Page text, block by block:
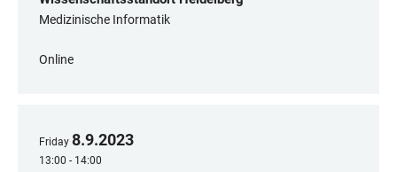
Medizinische Informatik
Online
Friday 8.9.2023
13:00 - 14:00